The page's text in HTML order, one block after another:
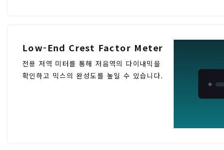
Low-End Crest Factor Meter
전용 저역 미터를 통해 저음역의 다이내믹을
확인하고 믹스의 완성도를 높일 수 있습니다.